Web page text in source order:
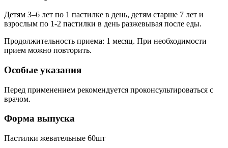
Детям 3–6 лет по 1 пастилке в день, детям старше 7 лет и
взрослым по 1-2 пастилки в день разжевывая после еды.
Продолжительность приема: 1 месяц. При необходимости
прием можно повторить.
Особые указания
Перед применением рекомендуется проконсультироваться с
врачом.
Форма выпуска
Пастилки жевательные 60шт